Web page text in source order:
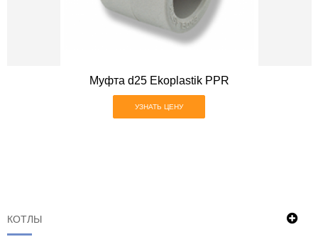
Муфта d25 Ekoplastik PPR
УЗНАТЬ ЦЕНУ
КОТЛЫ